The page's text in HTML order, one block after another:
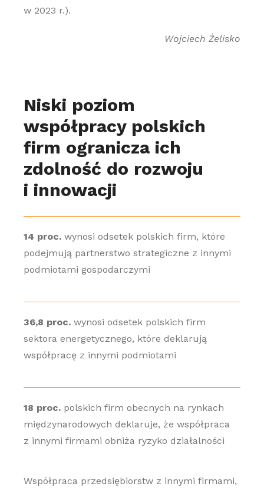
w 2023 r.).
Wojciech Żelisko
Niski poziom
współpracy polskich
firm ogranicza ich
zdolność do rozwoju
i innowacji
14 proc.wynosi odsetek polskich firm, które
podejmują partnerstwo strategiczne z innymi
podmiotami gospodarczymi
36,8 proc.wynosi odsetek polskich firm
sektora energetycznego, które deklarują
współpracę z innymi podmiotami
18 proc.polskich firm obecnych na rynkach
międzynarodowych deklaruje, że współpraca
z innymi firmami obniża ryzyko działalności
Współpraca przedsiębiorstw z innymi firmami,